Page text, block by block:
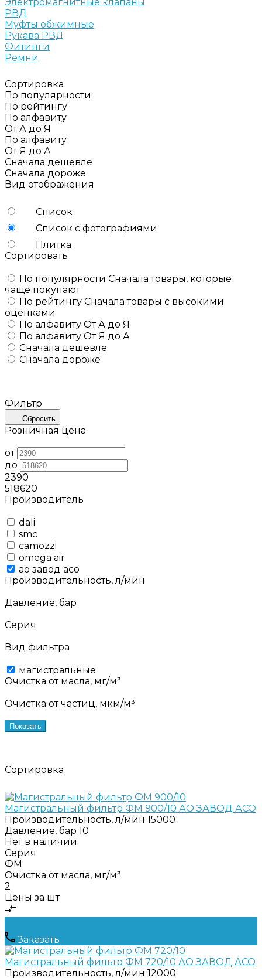
РВД
Муфты обжимные
Рукава РВД
Фитинги
Ремни
Сортировка
По популярности
По рейтингу
По алфавиту
От А до Я
По алфавиту
От Я до А
Сначала дешевле
Сначала дороже
Вид отображения
Список
Список с фотографиями
Плитка
Сортировать
По популярности Сначала товары, которые
чаще покупают
По рейтингу Сначала товары с высокими
оценками
По алфавиту От А до Я
По алфавиту От Я до А
Сначала дешевле
Сначала дороже
Фильтр
Сбросить
Розничная цена
от
до
2390
518620
Производитель
dali
smc
camozzi
omega air
ао завод асо
Производительность, л/мин
Давление, бар
Серия
Вид фильтра
магистральные
Очистка от масла, мг/м³
Очистка от частиц, мкм/м³
Показать
Сортировка
Магистральный фильтр ФМ 900/10 АО ЗАВОД АСО
Производительность, л/мин 15000
Давление, бар 10
Нет в наличии
Серия
ФМ
Очистка от масла, мг/м³
2
Цены за шт
Заказать
Магистральный фильтр ФМ 720/10 АО ЗАВОД АСО
Производительность, л/мин 12000